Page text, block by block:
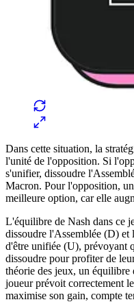
Dans cette situation, la
l'unité de l'opposition. Si
s'unifier, dissoudre
Macron. Pour l'opposition,
meilleure option, car elle
L'équilibre de Nash dans ce
dissoudre l'Assemblée (D) et
d'être unifiée (U), prévoyant
dissoudre pour profiter de
théorie des jeux, un équilibre
joueur prévoit correctement
maximise son gain, compte